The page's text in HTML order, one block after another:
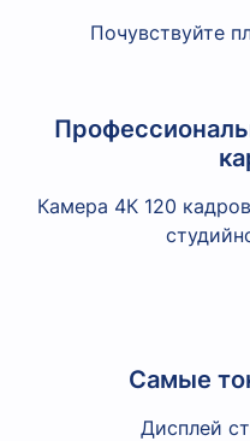
Почувствуйте
Камера 4К 120
Самые
Дисплей